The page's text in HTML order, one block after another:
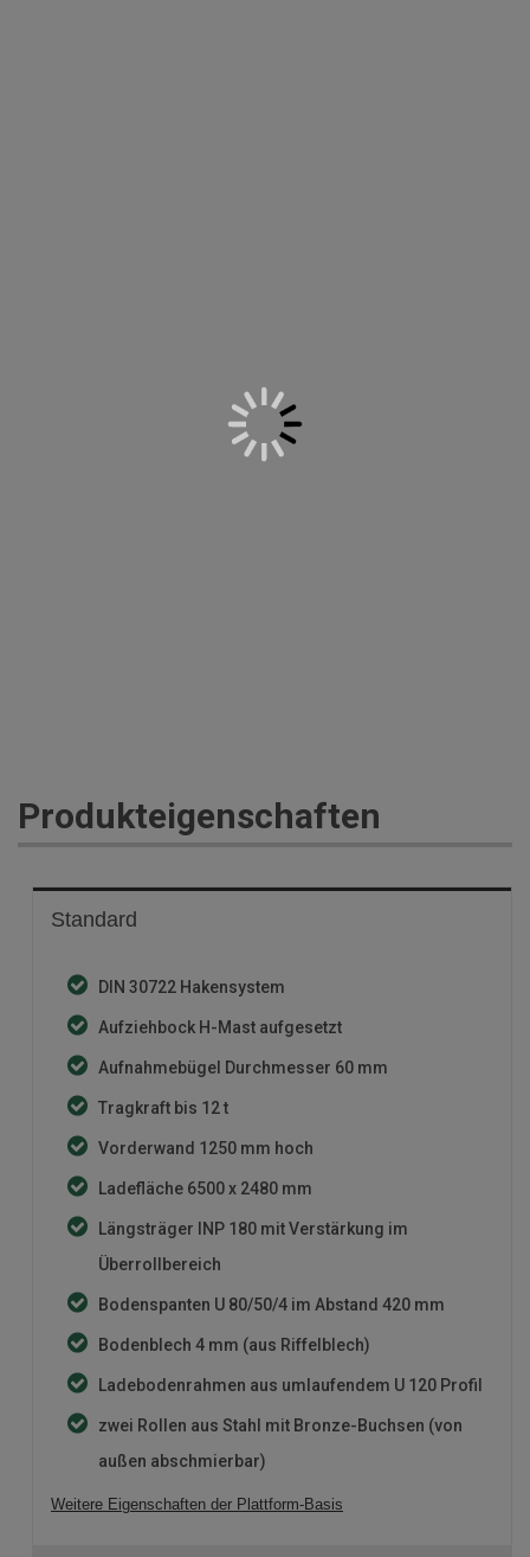
Produkteigenschaften
Standard
DIN 30722 Hakensystem
Aufziehbock H-Mast aufgesetzt
Aufnahmebügel Durchmesser 60 mm
Tragkraft bis 12 t
Vorderwand 1250 mm hoch
Ladefläche 6500 x 2480 mm
Längsträger INP 180 mit Verstärkung im
Überrollbereich
Bodenspanten U 80/50/4 im Abstand 420 mm
Bodenblech 4 mm (aus Riffelblech)
Ladebodenrahmen aus umlaufendem U 120 Profil
zwei Rollen aus Stahl mit Bronze-Buchsen (von
außen abschmierbar)
Weitere Eigenschaften der Plattform-Basis